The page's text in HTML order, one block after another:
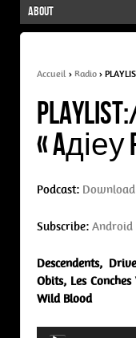
About
Accueil › Radio ›
« Aдіеу
Podcast: Download
Subscribe: Android
Descendents,
Obits, Les
Wild Blood
Audio